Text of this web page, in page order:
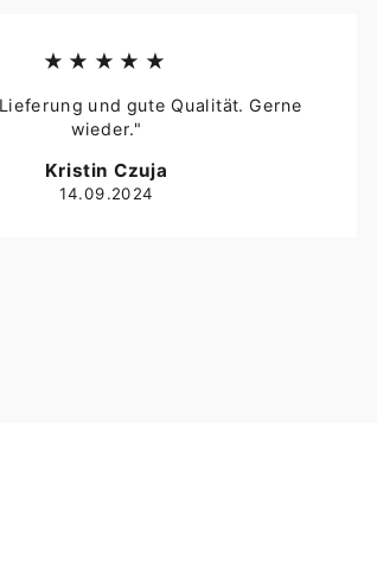
★★★★★
und gute Qualität. Gerne
wieder."
Kristin Czuja
14.09.2024